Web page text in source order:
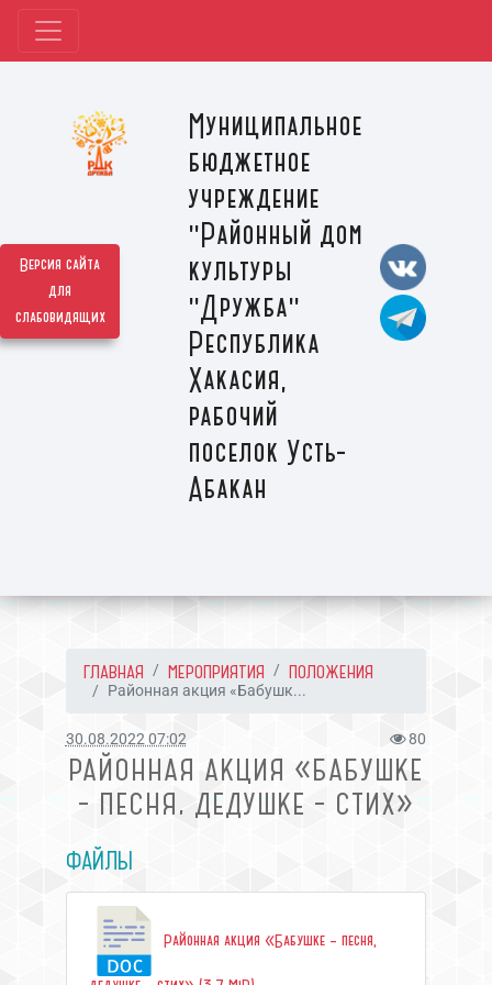
Версия сайта
для
слабовидящих
Муниципальное
бюджетное
учреждение
"Районный дом
культуры
"Дружба"
Республика
Хакасия,
рабочий
поселок Усть-
Абакан
ГЛАВНАЯ МЕРОПРИЯТИЯ ПОЛОЖЕНИЯ
Районная акция «Бабушк...
30.08.2022 07:02 80
РАЙОННАЯ АКЦИЯ «БАБУШКЕ
– ПЕСНЯ, ДЕДУШКЕ – СТИХ»
ФАЙЛЫ
Районная акция «Бабушке – песня,